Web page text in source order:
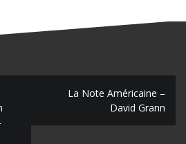
La Note Américaine –
David Grann